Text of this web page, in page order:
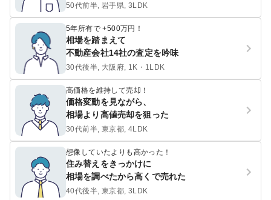
50代前半, 岩手県, 3LDK
5年所有で +500万円！
相場を踏まえて
不動産会社14社の査定を吟味
30代後半, 大阪府, 1K・1LDK
高価格を維持して売却！
価格変動を見ながら、
相場より高値売却を狙った
30代前半, 東京都, 4LDK
想像していたよりも高かった！
住み替えをきっかけに
相場を調べたから高くで売れた
40代後半, 東京都, 3LDK